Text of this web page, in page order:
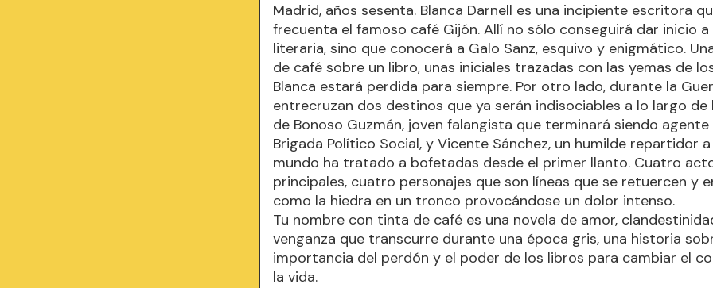
Madrid, años sesenta. Blanca Darnell es una incipiente escritora
frecuenta el famoso café Gijón. Allí no sólo conseguirá dar inicio
literaria, sino que conocerá a Galo Sanz, esquivo y enigmático.
de café sobre un libro, unas iniciales trazadas con las yemas de
Blanca estará perdida para siempre. Por otro lado, durante la
entrecruzan dos destinos que ya serán indisociables a lo largo de
de Bonoso Guzmán, joven falangista que terminará siendo agente
Brigada Político Social, y Vicente Sánchez, un humilde repartidor
mundo ha tratado a bofetadas desde el primer llanto. Cuatro
principales, cuatro personajes que son líneas que se retuercen y
como la hiedra en un tronco provocándose un dolor intenso.
Tu nombre con tinta de café es una novela de amor,
venganza que transcurre durante una época gris, una historia
importancia del perdón y el poder de los libros para cambiar el
la vida.